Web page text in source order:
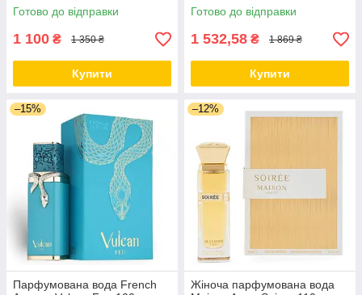
Готово до відправки
1 100 ₴ 1 350 ₴
Купити
Готово до відправки
1 532,58 ₴ 1 869 ₴
Купити
–15%
Парфумована вода French
–12%
Жіноча парфумована вода